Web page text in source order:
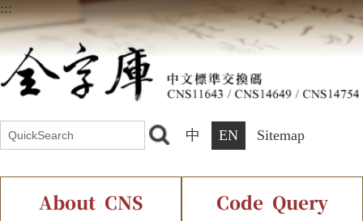
:::
中 EN Sitemap
About CNS Code Query